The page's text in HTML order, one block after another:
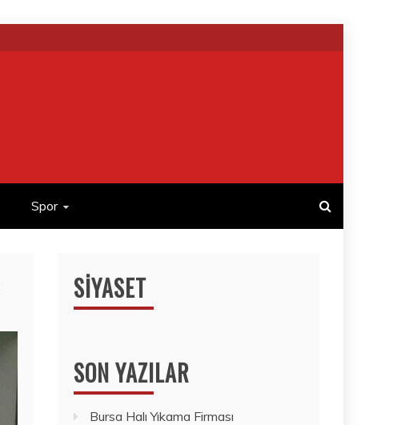
Spor
SIYASET
SON YAZILAR
Bursa Halı Yıkama Firması